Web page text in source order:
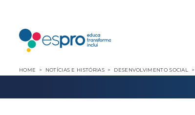
HOME NOTÍCIAS E HISTÓRIAS DESENVOLVIMENTO SOCIAL